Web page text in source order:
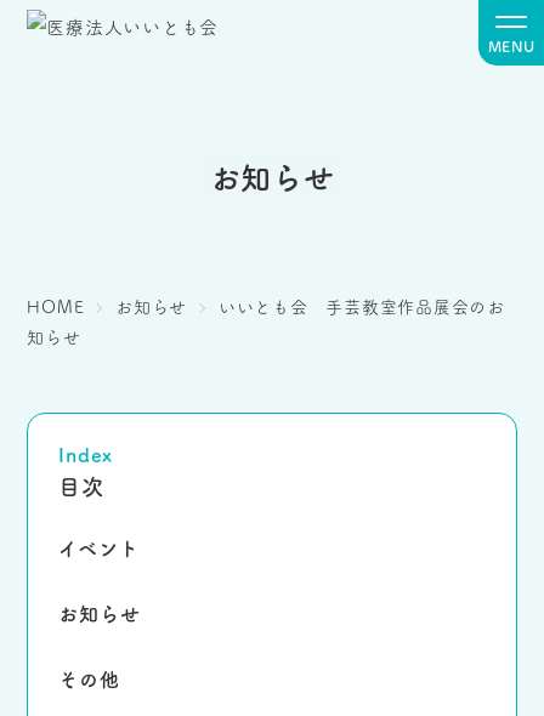
MENU
お知らせ
HOME お知らせ
いいとも会 手芸教室作品展会のお
知らせ
Index
目次
イベント
お知らせ
その他